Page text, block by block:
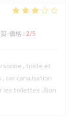
-価格 : 2/5
, triste et
, car canalisation
les toilettes . Bon